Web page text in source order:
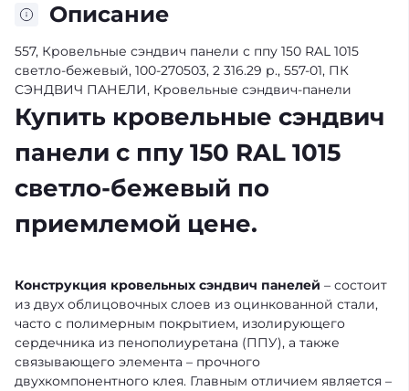
Описание
557, Кровельные сэндвич панели с ппу 150 RAL 1015
светло-бежевый, 100-270503, 2 316.29 р., 557-01, ПК
СЭНДВИЧ ПАНЕЛИ, Кровельные сэндвич-панели
Купить кровельные сэндвич
панели с ппу 150 RAL 1015
светло-бежевый по
приемлемой цене.
Конструкция кровельных сэндвич панелей – состоит
из двух облицовочных слоев из оцинкованной стали,
часто с полимерным покрытием, изолирующего
сердечника из пенополиуретана (ППУ), а также
связывающего элемента – прочного
двухкомпонентного клея. Главным отличием является –